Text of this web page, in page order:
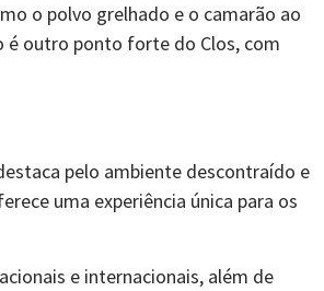
o polvo grelhado e o camarão ao
é outro ponto forte do Clos, com
pelo ambiente descontraído e
uma experiência única para os
e internacionais, além de